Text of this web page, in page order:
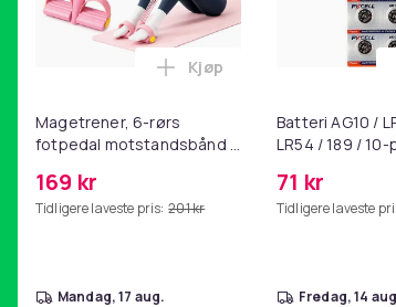
Magetrener, 6-rørs
fotpedal motstandsbånd -
yoga og
hjemmegymnastikk Pink
169 kr
Tidligere laveste pris: 201 kr
Legg Magetrener, 6-rørs
Kjøp
mandag, 17 aug.
Batteri AG10 /
LR54 / 189 / 10-
71 kr
Tidligere laveste
fredag, 14